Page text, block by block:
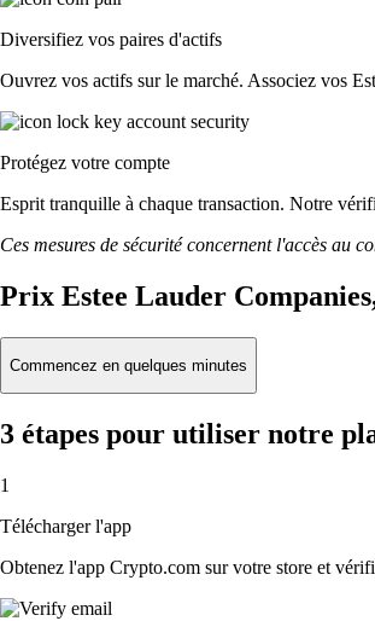
Diversifiez vos paires d'actifs
Ouvrez vos actifs sur le marché. Associez vos
Protégez votre compte
Esprit tranquille à chaque transaction. Notre
Ces mesures de sécurité concernent l'accès au
Prix Estee Lauder
Commencez en quelques minutes
3 étapes pour utiliser notre
1
Télécharger l'app
Obtenez l'app Crypto.com sur votre store et